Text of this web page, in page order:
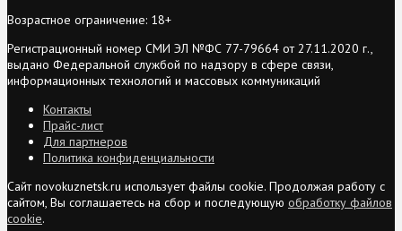
Возрастное ограничение: 18+
Регистрационный номер СМИ ЭЛ №ФС 77-79664 от 27.11.2020 г.,
выдано Федеральной службой по надзору в сфере связи,
информационных технологий и массовых коммуникаций
Контакты
Прайс-лист
Для партнеров
Политика конфиденциальности
Сайт novokuznetsk.ru использует файлы cookie. Продолжая работу с
сайтом, Вы соглашаетесь на сбор и последующую обработку файлов
cookie.